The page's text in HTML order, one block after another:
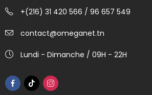
+(216) 31 420 566 / 96 657 549
contact@omeganet.tn
Lundi - Dimanche / 09H - 22H